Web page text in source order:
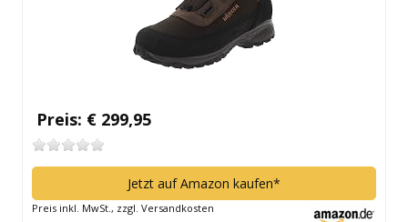
Preis: € 299,95
Jetzt auf Amazon kaufen*
Preis inkl. MwSt., zzgl. Versandkosten